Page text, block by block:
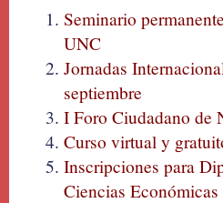
Seminario
UNC
Jornadas
septiembre
I Foro Ciudadano de
Curso virtual y
Inscripciones para
Ciencias